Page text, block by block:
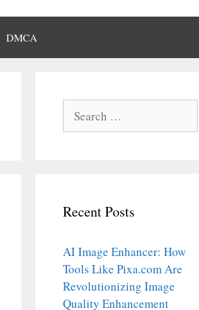
DMCA
for:
Recent Posts
AI Image Enhancer: How
Tools Like Pixa.com Are
Revolutionizing Image
Quality Enhancement